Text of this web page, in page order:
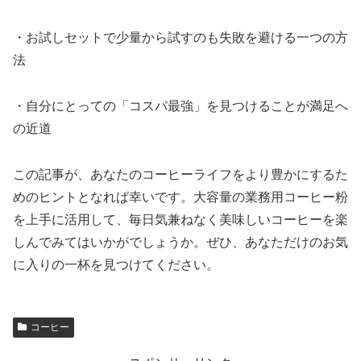
・お試しセットで少量から試すのも失敗を避ける一つの方
法
・自分にとっての「コスパ最強」を見つけることが満足へ
の近道
この記事が、あなたのコーヒーライフをより豊かにするた
めのヒントとなれば幸いです。大容量の業務用コーヒー粉
を上手に活用して、毎日気兼ねなく美味しいコーヒーを楽
しんでみてはいかがでしょうか。ぜひ、あなただけのお気
に入りの一杯を見つけてください。
コーヒー